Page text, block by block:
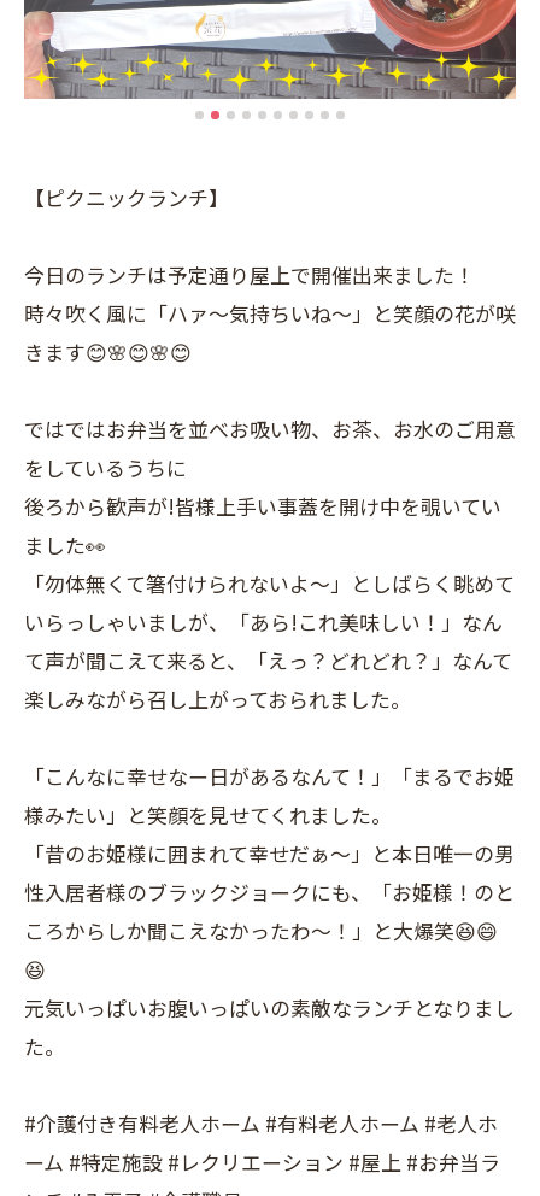
【ピクニックランチ】
今日のランチは予定通り屋上で開催出来ました！
時々吹く風に「ハァ〜気持ちいね〜」と笑顔の花が咲
きます😊🌸😊🌸😊
ではではお弁当を並べお吸い物、お茶、お水のご用意
をしているうちに
後ろから歓声が!皆様上手い事蓋を開け中を覗いてい
ました👀
「勿体無くて箸付けられないよ〜」としばらく眺めて
いらっしゃいましが、「あら!これ美味しい！」なん
て声が聞こえて来ると、「えっ？どれどれ？」なんて
楽しみながら召し上がっておられました。
「こんなに幸せなー日があるなんて！」「まるでお姫
様みたい」と笑顔を見せてくれました。
「昔のお姫様に囲まれて幸せだぁ〜」と本日唯一の男
性入居者様のブラックジョークにも、「お姫様！のと
ころからしか聞こえなかったわ〜！」と大爆笑😆😄
😆
元気いっぱいお腹いっぱいの素敵なランチとなりまし
た。
#介護付き有料老人ホーム #有料老人ホーム #老人ホ
ーム #特定施設 #レクリエーション #屋上 #お弁当ラ